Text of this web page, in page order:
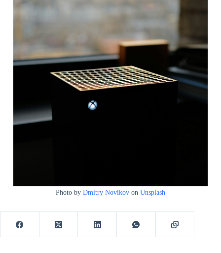
Photo by Dmitry Novikovon Unsplash